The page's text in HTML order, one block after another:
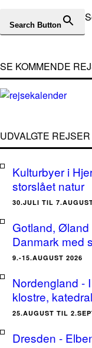
Search Button
SE KOMMENDE
UDVALGTE REJSER
Kulturbyer i
storslået natur
30.JULI TIL
Gotland, Øland
Danmark med
9.-15.AUGUST 2026
Nordengland -
klostre,
25.AUGUST TIL
Dresden -